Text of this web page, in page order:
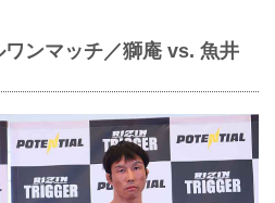
ンマッチ／獅庵 vs. 魚井